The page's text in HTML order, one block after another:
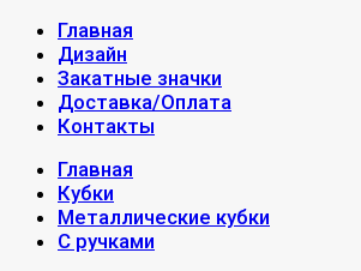
Главная
Дизайн
Закатные значки
Доставка/Оплата
Контакты
Главная
Кубки
Металлические кубки
С ручками